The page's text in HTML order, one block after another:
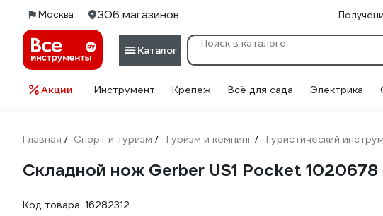
Москва 306 магазинов
Каталог
Акции Инструмент Крепеж Всё для сада Электрика
Главная / Спорт и туризм / Туризм и кемпинг / Туристический
Складной нож Gerber US1 Pocket 1020678
Код товара: 16282312